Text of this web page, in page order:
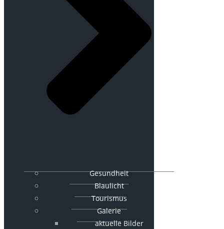
Gesundheit
Blaulicht
Tourismus
Galerie
aktuelle Bilder